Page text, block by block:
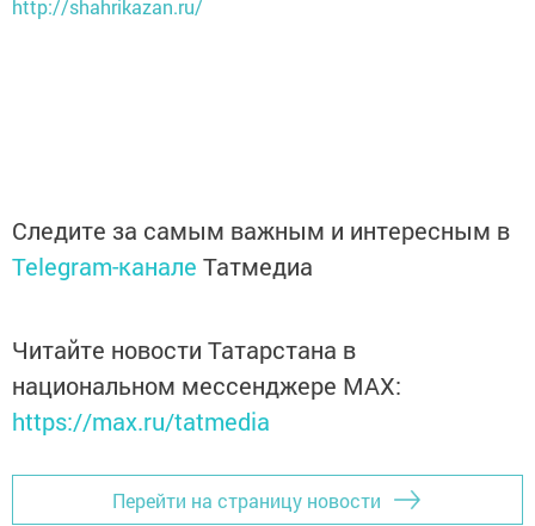
http://shahrikazan.ru/
Следите за самым важным и интересным в
Telegram-канале Татмедиа
Читайте новости Татарстана в
национальном мессенджере MАХ:
https://max.ru/tatmedia
Перейти на страницу новости